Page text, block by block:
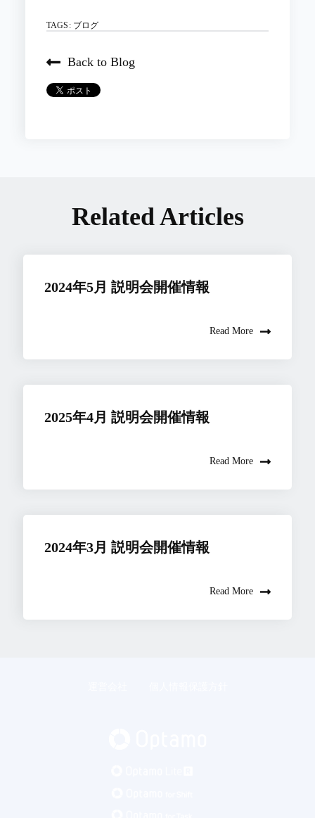
TAGS: ブログ
Back to Blog
Related Articles
2024年5月 説明会開催情報
Read More
2025年4月 説明会開催情報
Read More
2024年3月 説明会開催情報
Read More